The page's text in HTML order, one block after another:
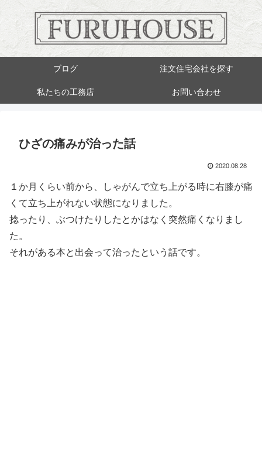
ブログ 注文住宅会社を探す
私たちの工務店 お問い合わせ
ひざの痛みが治った話
2020.08.28
１か月くらい前から、しゃがんで立ち上がる時に右膝が痛
くて立ち上がれない状態になりました。
捻ったり、ぶつけたりしたとかはなく突然痛くなりまし
た。
それがある本と出会って治ったという話です。